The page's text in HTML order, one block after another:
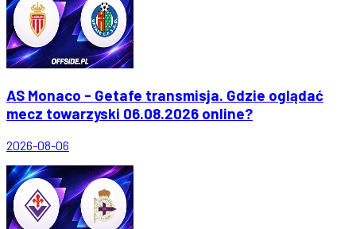
AS Monaco - Getafe transmisja. Gdzie oglądać
mecz towarzyski 06.08.2026 online?
2026-08-06